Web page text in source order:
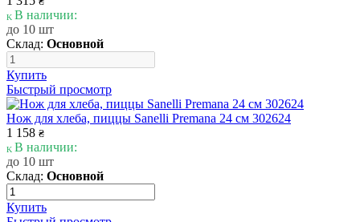
В наличии:
до 10 шт
Склад: Основной
Купить
Быстрый просмотр
Нож для хлеба, пиццы Sanelli Premana 24 см 302624
1 158 ₴
В наличии:
до 10 шт
Склад: Основной
Купить